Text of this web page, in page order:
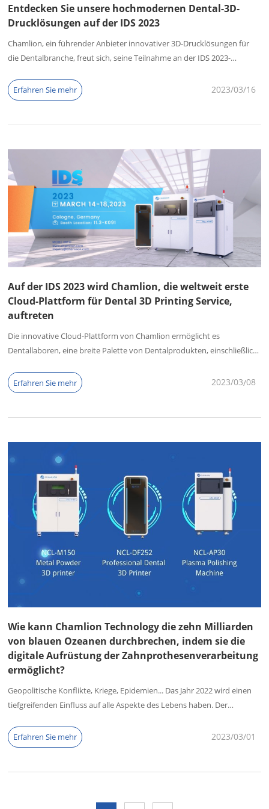
Entdecken Sie unsere hochmodernen Dental-3D-
Drucklösungen auf der IDS 2023
Chamlion, ein führender Anbieter innovativer 3D-Drucklösungen für
die Dentalbranche, freut sich, seine Teilnahme an der IDS 2023-
Knall begann, hat sich als ein großer Erfolg erwiesen, und unser Stand
hat bei den Teilnehmern viel Aufmerksamkeit auf sich gezogen.
Erfahren Sie mehr 16
2023/03
Auf der IDS 2023 wird Chamlion, die weltweit erste
Cloud-Plattform für Dental 3D Printing Service,
auftreten
Die innovative Cloud-Plattform von Chamlion ermöglicht es
Dentallaboren, eine breite Palette von Dentalprodukten, einschließlich
einfach zu entwerfen und 3D-drucken. Die Plattform ist
benutzerfreundlich gestaltet und verfügt über eine einfache
Erfahren Sie mehr 08
2023/03
Wie kann Chamlion Technology die zehn Milliarden
von blauen Ozeanen durchbrechen, indem sie die
digitale Aufrüstung der Zahnprothesenverarbeitung
ermöglicht?
Geopolitische Konflikte, Kriege, Epidemien... Das Jahr 2022 wird einen
tiefgreifenden Einfluss auf alle Aspekte des Lebens haben. Der
geworden, und viele Unternehmen ziehen sich zurück und "überleben
den Winter" mit Schwierigkeiten.
Erfahren Sie mehr 01
2023/03